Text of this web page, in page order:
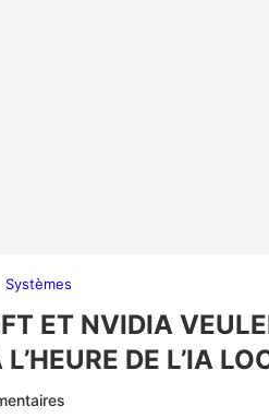
Systèmes
ET NVIDIA
DE L’IA